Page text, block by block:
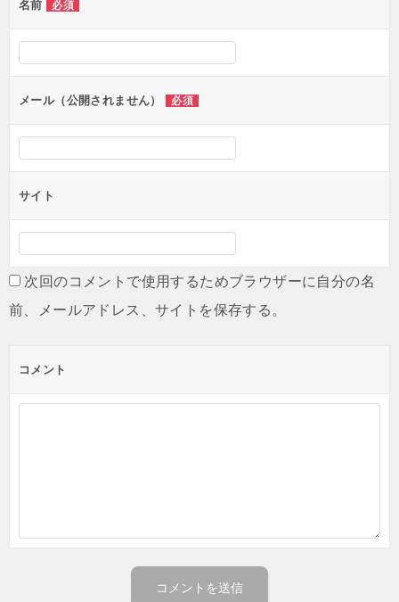
名前 必須
メール（公開されません） 必須
サイト
次回のコメントで使用するためブラウザーに自分の名
前、メールアドレス、サイトを保存する。
コメント